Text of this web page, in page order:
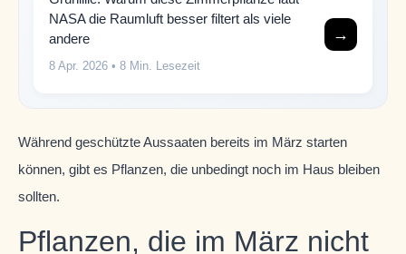
NASA die Raumluft besser filtert als viele
andere
8 Apr. 2026 • 8 Min. Lesezeit
→
Während geschützte Aussaaten bereits im März starten
können, gibt es Pflanzen, die unbedingt noch im Haus bleiben
sollten.
Pflanzen, die im März nicht